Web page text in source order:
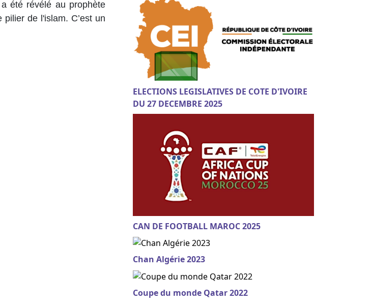
été révélé au prophète
de l'islam. C’est un
ELECTIONS LEGISLATIVES DE COTE D'IVOIRE
DU 27 DECEMBRE 2025
CAN DE FOOTBALL MAROC 2025
Chan Algérie 2023
Coupe du monde Qatar 2022